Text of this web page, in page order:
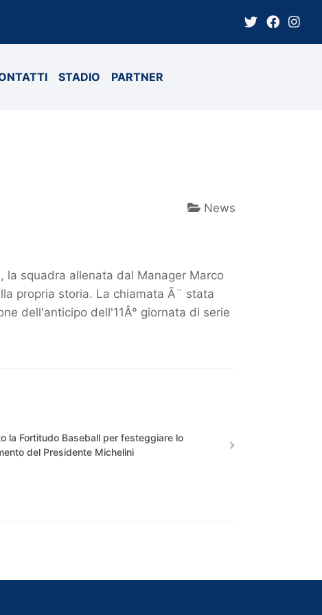
STADIO PARTNER
News
la squadra allenata dal Manager Marco
propria storia. La chiamata Ã¨ stata
dell'anticipo dell'11Â° giornata di serie
la Fortitudo Baseball per festeggiare lo
del Presidente Michelini